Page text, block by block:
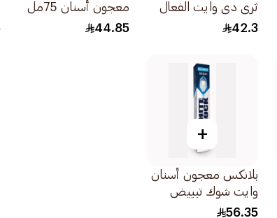
ثري دي وايت الفعال
لتبييض مثالي ومكثف
42.3
معجون أسنان 75مل
44.85
+
بلانكس معجون أسنان
وايت شوك تبييض
فوري 75مل
56.35